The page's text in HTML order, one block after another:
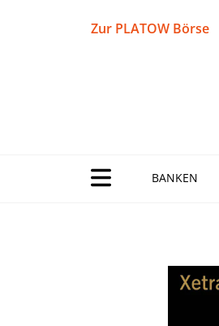
Zur PLATOW Börse
BANKEN